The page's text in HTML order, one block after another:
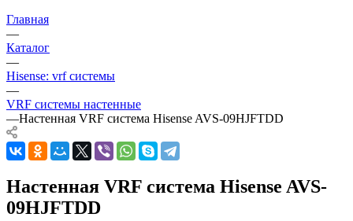
Главная
—
Каталог
—
Hisense: vrf системы
—
VRF системы настенные
—Настенная VRF система Hisense AVS-09HJFTDD
Настенная VRF система Hisense AVS-
09HJFTDD